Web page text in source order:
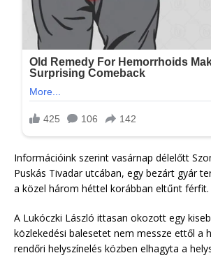
Információink szerint vasárnap délelőtt
Puskás Tivadar utcában, egy bezárt gyár
a közel három héttel korábban eltűnt férfit.
A Lukóczki László ittasan okozott egy
közlekedési balesetet nem messze ettől a
rendőri helyszínelés közben elhagyta a